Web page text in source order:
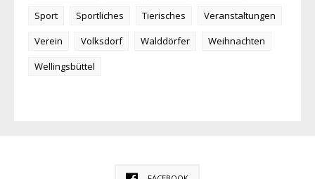
Sport
Sportliches Tierisches
Veranstaltungen
Verein
Volksdorf Walddörfer
Weihnachten
Wellingsbüttel